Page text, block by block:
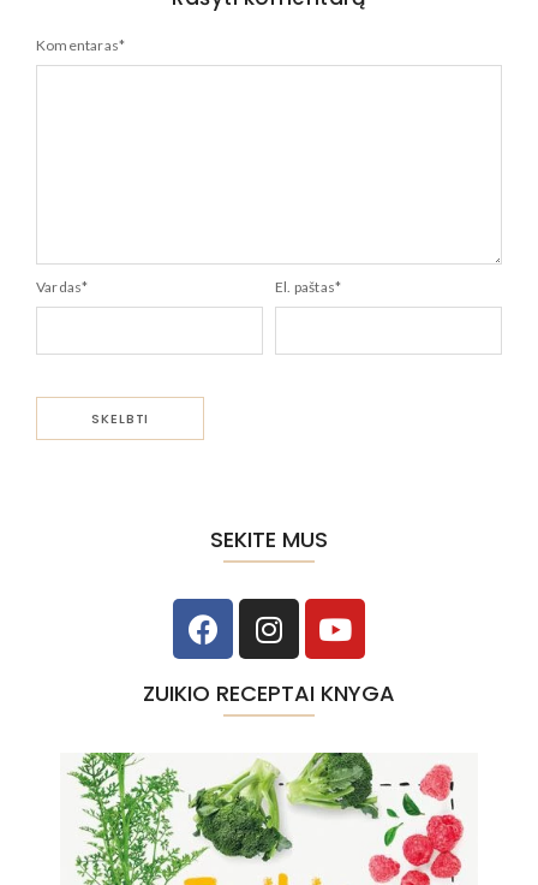
Komentaras*
Vardas* El. paštas*
SEKITE MUS
ZUIKIO RECEPTAI KNYGA